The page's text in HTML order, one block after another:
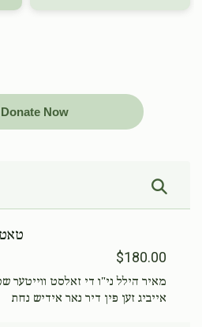
Donate Now
$180.00
מאיר הילל ני"ו די זאלסט ווייטער
אייביג זען פין דיר נאר אידיש נחת